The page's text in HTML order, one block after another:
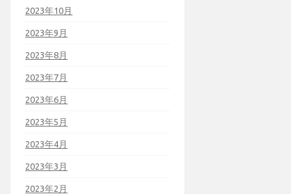
2023年10月
2023年9月
2023年8月
2023年7月
2023年6月
2023年5月
2023年4月
2023年3月
2023年2月